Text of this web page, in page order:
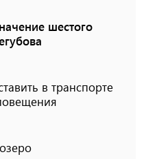
шестого
в транспорте